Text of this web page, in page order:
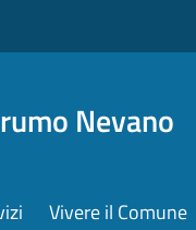
Nevano
Vivere il Comune